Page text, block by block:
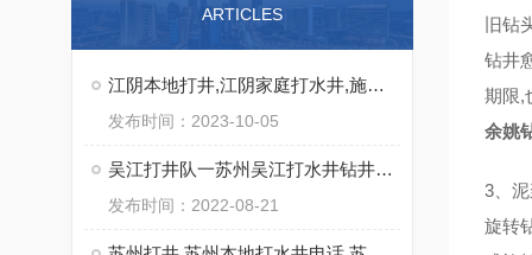
ARTICLES
江阴本地打井,江阴家庭打水井,施工快
发布时间：2023-10-05
吴江打井队一苏州吴江打水井钻井出水量大实力强
发布时间：2022-08-21
旧钻
钻井
期限,
余姚
3、
旋转